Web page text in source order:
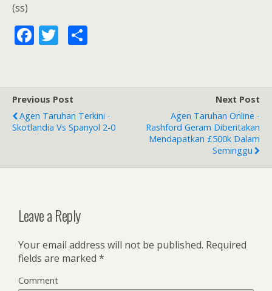
(ss)
F
b
o
o
T
er
Previous Post
Agen Taruhan Terkini -
Skotlandia Vs Spanyol 2-0
Next Post
Agen Taruhan Online -
Rashford Geram Diberitakan
Mendapatkan £500k Dalam
Seminggu
Leave a Reply
Your email address will not be published. Required
fields are marked *
Comment